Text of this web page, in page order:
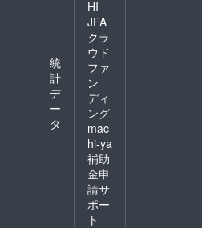
統
計
デ
ー
タ
HI
JFA
クラ
ウド
ファ
ン
ディ
ング
mac
hi-ya
補助
金申
請サ
ポー
ト